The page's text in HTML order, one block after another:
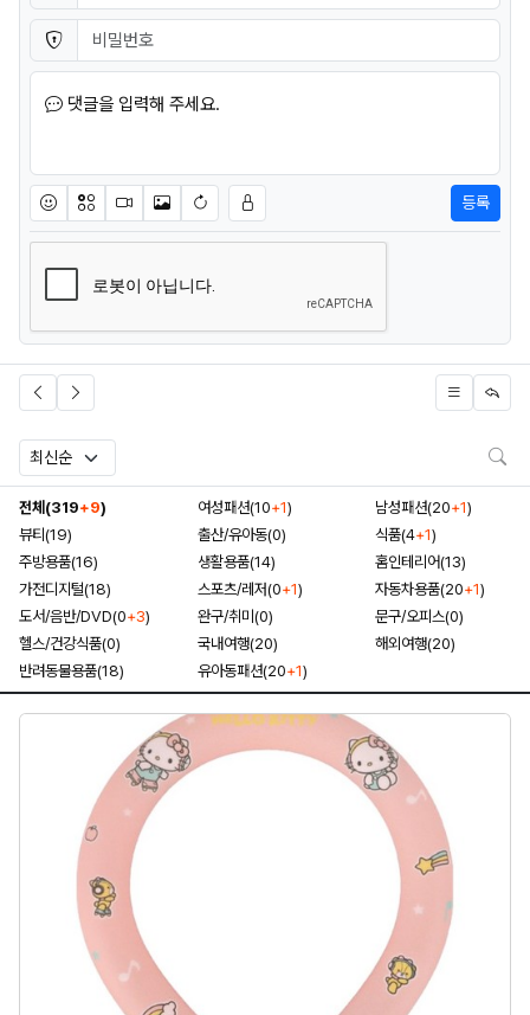
비밀번호 필수
댓글을 입력해 주세요.
이모티콘아이콘동영상이미지새댓글 작성
등록
전체(319+9) 여성패션(10+1) 남성패션(20+1)
뷰티(19)
출산/유아동(0) 식품(4+1)
주방용품(16)
생활용품(14)
홈인테리어(13)
가전디지털(18)
스포츠/레저(0+1) 자동차용품(20+1)
도서/음반/DVD(0+3) 완구/취미(0)
문구/오피스(0)
헬스/건강식품(0)
국내여행(20)
해외여행(20)
반려동물용품(18)
유아동패션(20+1)